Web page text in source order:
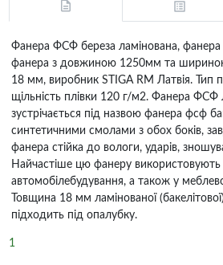
Фанера ФСФ береза ламінована, фанера
фанера з довжиною 1250мм та
18 мм, виробник STIGA RM Латвія. Тип
щільність плівки 120 г/м2. Фанера ФСФ
зустрічається під назвою фанера фсф
синтетичними смолами з обох боків,
фанера стійка до вологи, ударів,
Найчастіше цю фанеру
автомобілебудування, а також у
Товщина 18 мм ламінованої
підходить під опалубку.
1